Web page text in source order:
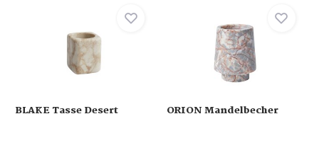
BLAKE Tasse Desert ORION Mandelbecher